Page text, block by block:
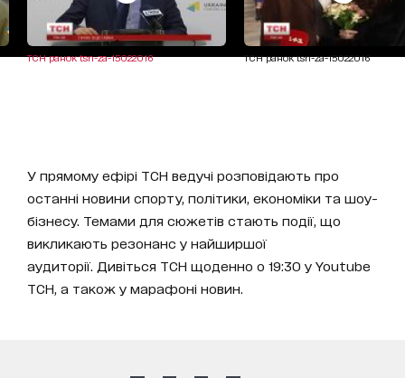
ТСН ранок tsn-za-15022016 ТСН ранок tsn-za-15022016
У прямому ефірі ТСН ведучі розповідають про
останні новини спорту, політики, економіки та шоу-
бізнесу. Темами для сюжетів стають події, що
викликають резонанс у найширшої
аудиторії. Дивіться ТСН щоденно о 19:30 у Youtube
ТСН, а також у марафоні новин.